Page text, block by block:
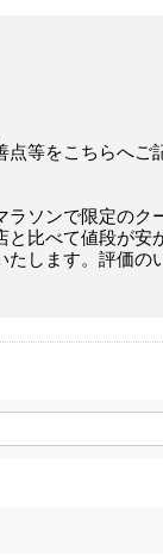
点等をこちらへご
ソンで限定のク
と比べて値段が安
します。評価の